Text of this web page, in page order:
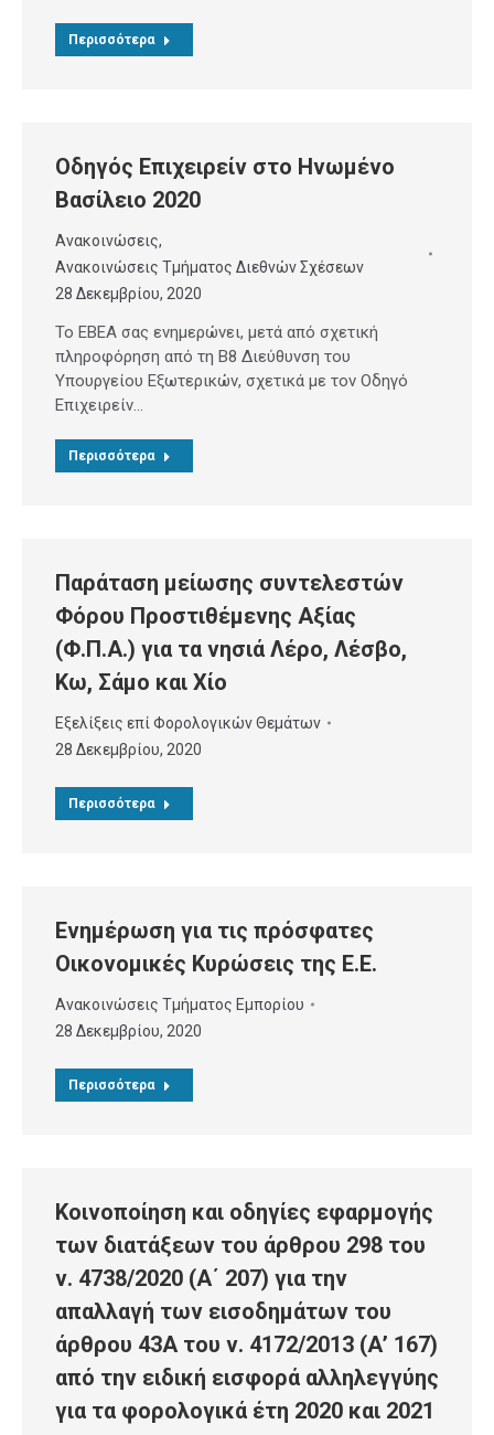
Περισσότερα
Οδηγός Επιχειρείν στο Ηνωμένο
Βασίλειο 2020
Ανακοινώσεις,
Ανακοινώσεις Τμήματος Διεθνών Σχέσεων
28 Δεκεμβρίου, 2020
Το ΕΒΕΑ σας ενημερώνει, μετά από σχετική
πληροφόρηση από τη Β8 Διεύθυνση του
Υπουργείου Εξωτερικών, σχετικά με τον Οδηγό
Επιχειρείν…
Περισσότερα
Παράταση μείωσης συντελεστών
Φόρου Προστιθέμενης Αξίας
(Φ.Π.Α.) για τα νησιά Λέρο, Λέσβο,
Κω, Σάμο και Χίο
Εξελίξεις επί Φορολογικών Θεμάτων
28 Δεκεμβρίου, 2020
Περισσότερα
Ενημέρωση για τις πρόσφατες
Οικονομικές Κυρώσεις της Ε.Ε.
Ανακοινώσεις Τμήματος Εμπορίου
28 Δεκεμβρίου, 2020
Περισσότερα
Κοινοποίηση και οδηγίες εφαρμογής
των διατάξεων του άρθρου 298 του
ν. 4738/2020 (Α΄ 207) για την
απαλλαγή των εισοδημάτων του
άρθρου 43Α του ν. 4172/2013 (Α’ 167)
από την ειδική εισφορά αλληλεγγύης
για τα φορολογικά έτη 2020 και 2021